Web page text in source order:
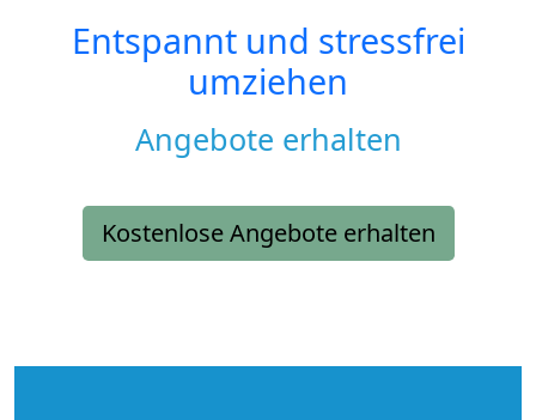
Entspannt und stressfrei
umziehen
Angebote erhalten
Kostenlose Angebote erhalten